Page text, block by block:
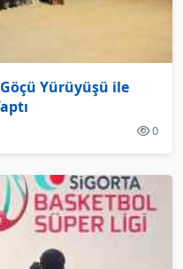
Yürüyüşü ile
0